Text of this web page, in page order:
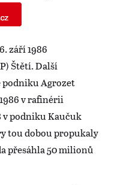
září 1986
Štětí. Další
podniku Agrozet
v rafinérii
v podniku Kaučuk
tou dobou propukaly
přesáhla 50 milionů